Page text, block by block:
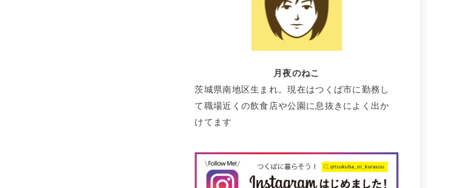
月夜のねこ
茨城県南地区生まれ。現在はつくば市に勤務し
て職場近くの飲食店や公園に息抜きによく出か
けてます